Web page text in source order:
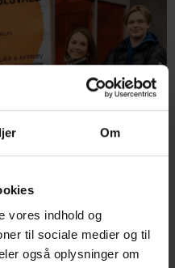
Om
vores indhold og
til sociale medier og til
også oplysninger om
og 2.y vejen forbi
at deltage i deres